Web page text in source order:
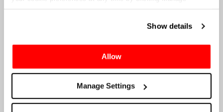
Cookies in the footer of this site.
Show details
Allow
Manage Settings
se han revelado, las pruebas volverán a
generación de coches cuando salgan a la
pista por primera vez. Tras meses de
desarrollo a puerta de fábrica, los equipos
revelarán por fin los resultados de su
trabajo invernal en un circuito en directo.
Es el momento en el que las primeras